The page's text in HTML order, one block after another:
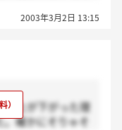
2003年3月2日 13:15
売上が下がった理
確かにそりゃそ